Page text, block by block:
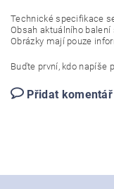
Technické specifikace
Obsah aktuálního
Obrázky mají pouze
Buďte první, kdo napíše
Přidat komentář